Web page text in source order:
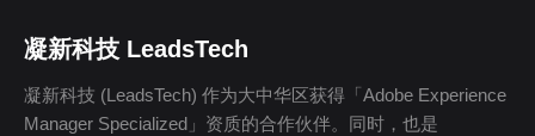
凝新科技 LeadsTech
凝新科技 (LeadsTech) 作为大中华区获得「Adobe Experience
Manager Specialized」资质的合作伙伴。同时，也是